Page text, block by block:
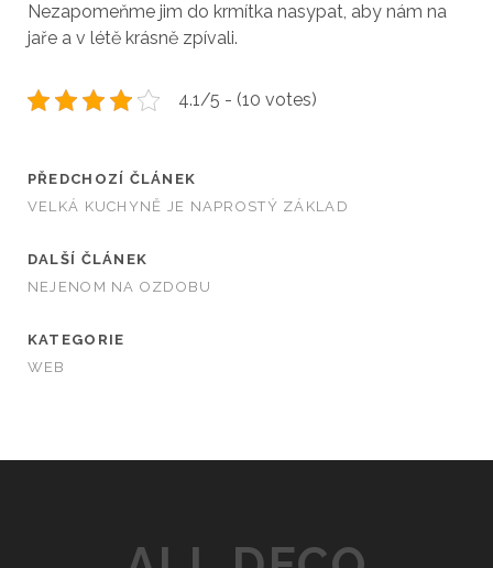
Nezapomeňme jim do krmítka nasypat, aby nám na
jaře a v létě krásně zpívali.
4.1/5 - (10 votes)
PŘEDCHOZÍ ČLÁNEK
VELKÁ KUCHYNĚ JE NAPROSTÝ ZÁKLAD
DALŠÍ ČLÁNEK
NEJENOM NA OZDOBU
KATEGORIE
WEB